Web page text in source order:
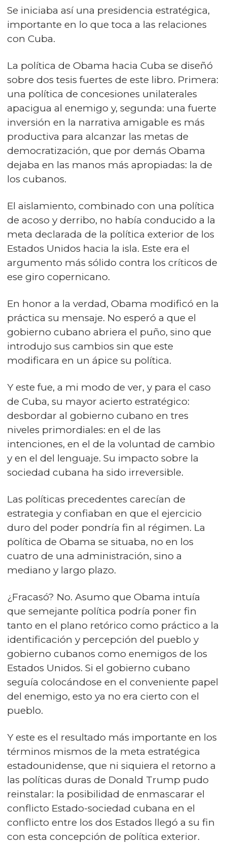
Se iniciaba así una presidencia estratégica,
importante en lo que toca a las relaciones
con Cuba.
La política de Obama hacia Cuba se diseñó
sobre dos tesis fuertes de este libro. Primera:
una política de concesiones unilaterales
apacigua al enemigo y, segunda: una fuerte
inversión en la narrativa amigable es más
productiva para alcanzar las metas de
democratización, que por demás Obama
dejaba en las manos más apropiadas: la de
los cubanos.
El aislamiento, combinado con una política
de acoso y derribo, no había conducido a la
meta declarada de la política exterior de los
Estados Unidos hacia la isla. Este era el
argumento más sólido contra los críticos de
ese giro copernicano.
En honor a la verdad, Obama modificó en la
práctica su mensaje. No esperó a que el
gobierno cubano abriera el puño, sino que
introdujo sus cambios sin que este
modificara en un ápice su política.
Y este fue, a mi modo de ver, y para el caso
de Cuba, su mayor acierto estratégico:
desbordar al gobierno cubano en tres
niveles primordiales: en el de las
intenciones, en el de la voluntad de cambio
y en el del lenguaje. Su impacto sobre la
sociedad cubana ha sido irreversible.
Las políticas precedentes carecían de
estrategia y confiaban en que el ejercicio
duro del poder pondría fin al régimen. La
política de Obama se situaba, no en los
cuatro de una administración, sino a
mediano y largo plazo.
¿Fracasó? No. Asumo que Obama intuía
que semejante política podría poner fin
tanto en el plano retórico como práctico a la
identificación y percepción del pueblo y
gobierno cubanos como enemigos de los
Estados Unidos. Si el gobierno cubano
seguía colocándose en el conveniente papel
del enemigo, esto ya no era cierto con el
pueblo.
Y este es el resultado más importante en los
términos mismos de la meta estratégica
estadounidense, que ni siquiera el retorno a
las políticas duras de Donald Trump pudo
reinstalar: la posibilidad de enmascarar el
conflicto Estado-sociedad cubana en el
conflicto entre los dos Estados llegó a su fin
con esta concepción de política exterior.